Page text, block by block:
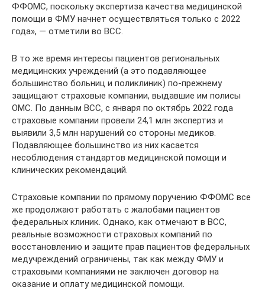
ФФОМС, поскольку экспертиза качества медицинской
помощи в ФМУ начнет осуществляться только с 2022
года», — отметили во ВСС.
В то же время интересы пациентов региональных
медицинских учреждений (а это подавляющее
большинство больниц и поликлиник) по-прежнему
защищают страховые компании, выдавшие им полисы
ОМС. По данным ВСС, с января по октябрь 2022 года
страховые компании провели 24,1 млн экспертиз и
выявили 3,5 млн нарушений со стороны медиков.
Подавляющее большинство из них касается
несоблюдения стандартов медицинской помощи и
клинических рекомендаций.
Страховые компании по прямому поручению ФФОМС все
же продолжают работать с жалобами пациентов
федеральных клиник. Однако, как отмечают в ВСС,
реальные возможности страховых компаний по
восстановлению и защите прав пациентов федеральных
медучреждений ограничены, так как между ФМУ и
страховыми компаниями не заключен договор на
оказание и оплату медицинской помощи.